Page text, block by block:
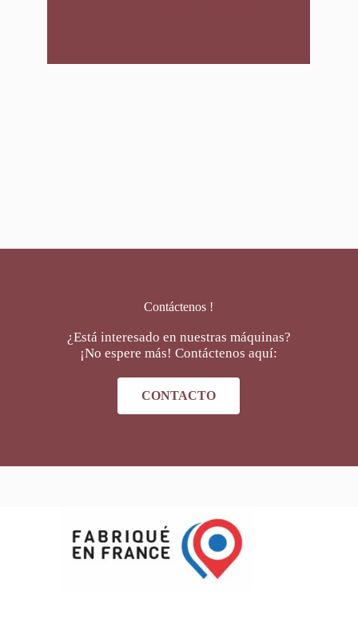
Contáctenos !
¿Está interesado en nuestras máquinas?
¡No espere más! Contáctenos aquí:
CONTACTO